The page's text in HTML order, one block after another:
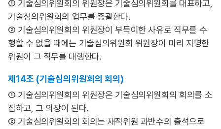
① 기술심의위원회의 위원장은 기술심의위원회를 대표하고,
기술심의위원회의 업무를 총괄한다.
② 기술심의위원회의 위원장이 부득이한 사유로 직무를 수
행할 수 없을 때에는 기술심의위원회 위원장이 미리 지명한
위원이 그 직무를 대행한다.
제14조 (기술심의위원회의 회의)
① 기술심의위원회의 위원장은 기술심의위원회의 회의를 소
집하고, 그 의장이 된다.
② 기술심의위원회의 회의는 재적위원 과반수의 출석으로